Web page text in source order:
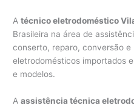
Atécnico eletrodoméstico
Brasileira na área de
conserto, reparo, conversão e
eletrodomésticos importados
e modelos.
Aassistência técnica